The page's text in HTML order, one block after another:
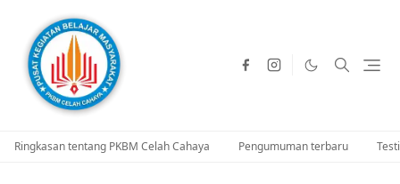
Ringkasan tentang PKBM Celah Cahaya Pengumuman terbaru